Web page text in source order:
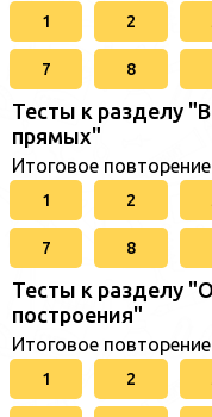
1 2
7 8
Тесты к разделу
прямых"
Итоговое повторение
1 2
7 8
Тесты к разделу
построения"
Итоговое повторение
1 2